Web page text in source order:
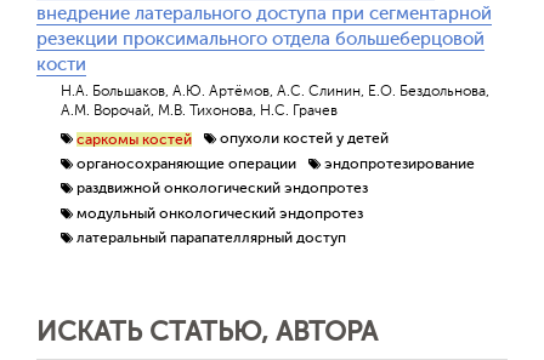
внедрение латерального доступа при сегментарной
резекции проксимального отдела большеберцовой
кости
Н.А. Большаков, А.Ю. Артёмов, А.С. Слинин, Е.О. Бездольнова,
А.М. Ворочай, М.В. Тихонова, Н.С. Грачев
саркомы костей
опухоли костей у детей
органосохраняющие операции
эндопротезирование
раздвижной онкологический эндопротез
модульный онкологический эндопротез
латеральный парапателлярный доступ
ИСКАТЬ СТАТЬЮ, АВТОРА